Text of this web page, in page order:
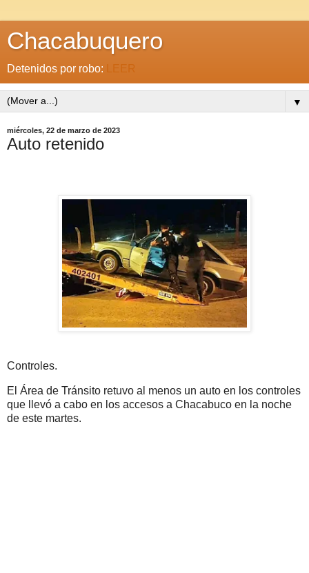
Chacabuquero
Detenidos por robo: LEER
▼
miércoles, 22 de marzo de 2023
Auto retenido
Controles.
El Área de Tránsito retuvo al menos un auto en los controles
que llevó a cabo en los accesos a Chacabuco en la noche
de este martes.